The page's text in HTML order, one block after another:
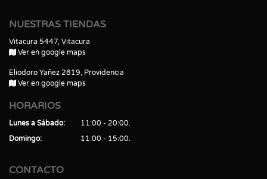
NUESTRAS TIENDAS
Vitacura 5447, Vitacura
Ver en google maps
Eliodoro Yañez 2819, Providencia
Ver en google maps
HORARIOS
Lunes a Sábado
11:00 - 20:00
Domingo
11:00 - 15:00
CONTACTO